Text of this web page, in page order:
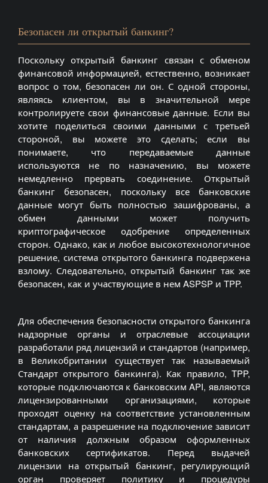
Безопасен ли открытый банкинг?
Поскольку открытый банкинг связан с обменом
финансовой информацией, естественно, возникает
вопрос о том, безопасен ли он. С одной стороны,
являясь клиентом, вы в значительной мере
контролируете свои финансовые данные. Если вы
хотите поделиться своими данными с третьей
стороной, вы можете это сделать; если вы
понимаете, что передаваемые данные
используются не по назначению, вы можете
немедленно прервать соединение. Открытый
банкинг безопасен, поскольку все банковские
данные могут быть полностью зашифрованы, а
обмен данными может получить
криптографическое одобрение определенных
сторон. Однако, как и любое высокотехнологичное
решение, система открытого банкинга подвержена
взлому. Следовательно, открытый банкинг так же
безопасен, как и участвующие в нем ASPSP и TPP.
Для обеспечения безопасности открытого банкинга
надзорные органы и отраслевые ассоциации
разработали ряд лицензий и стандартов (например,
в Великобритании существует так называемый
Стандарт открытого банкинга). Как правило, TPP,
которые подключаются к банковским API, являются
лицензированными организациями, которые
проходят оценку на соответствие установленным
стандартам, а разрешение на подключение зависит
от наличия должным образом оформленных
банковских сертификатов. Перед выдачей
лицензии на открытый банкинг, регулирующий
орган проверяет политику и процедуры